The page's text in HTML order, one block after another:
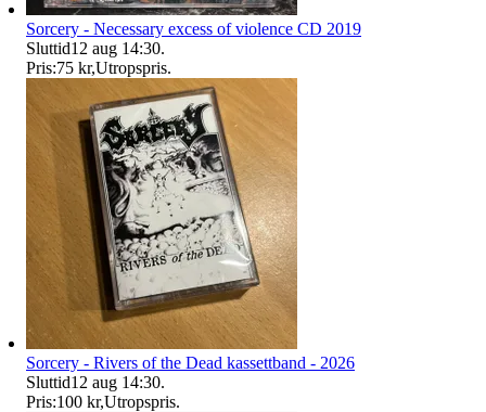
Sorcery - Necessary excess of violence CD 2019
Sluttid12 aug 14:30.
Pris:75 kr,Utropspris.
Sorcery - Rivers of the Dead kassettband - 2026
Sluttid12 aug 14:30.
Pris:100 kr,Utropspris.